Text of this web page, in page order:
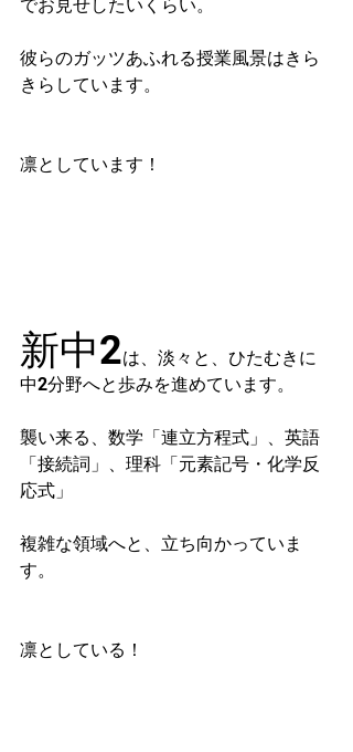
でお見せしたいくらい。
彼らのガッツあふれる授業風景はきら
きらしています。
凛としています！
新中2は、淡々と、ひたむきに
中2分野へと歩みを進めています。
襲い来る、数学「連立方程式」、英語
「接続詞」、理科「元素記号・化学反
応式」
複雑な領域へと、立ち向かっていま
す。
凛としている！